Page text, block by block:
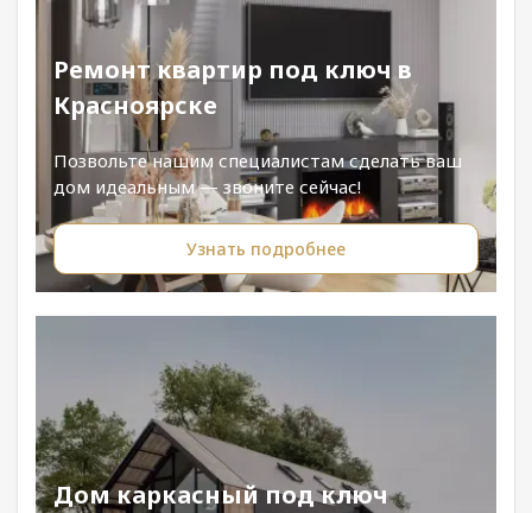
Ремонт квартир под ключ в
Красноярске
Позвольте нашим специалистам сделать ваш
дом идеальным — звоните сейчас!
Узнать подробнее
Дом каркасный под ключ